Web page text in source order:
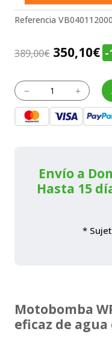
Referencia VB040112000
389,00€ El
original
era:
389,00€.
350,10€El
-
K
Motobomba
WP
600
cantidad
L
Envío a
Hasta 15
*
Motobomba
eficaz de